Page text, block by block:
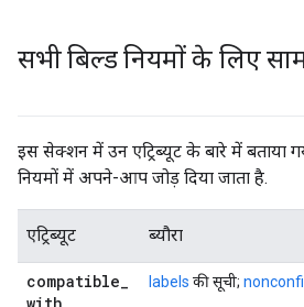
सभी बिल्ड नियमों के लिए
इस सेक्शन में उन एट्रिब्यूट के बारे में बताया
नियमों में अपने-आप जोड़ दिया जाता है.
एट्रिब्यूट ब्यौरा
compatible_
labels की सूची;